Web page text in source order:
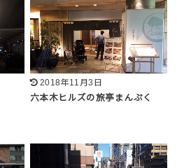
2018年11月3日
六本木ヒルズの旅亭まんぷく